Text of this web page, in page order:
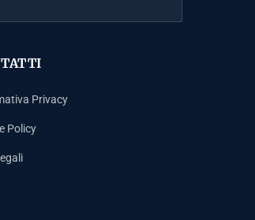
Privacy
Policy